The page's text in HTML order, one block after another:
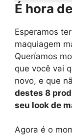
É hora
Esperamos
maquiagem
Queríamos
que você vai
novo, e que
destes 8
seu look de
Agora é o